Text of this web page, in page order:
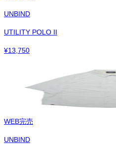
UNBIND
UTILITY POLO II
¥13,750
WEB完売
UNBIND